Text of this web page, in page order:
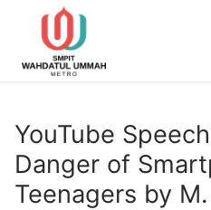
Lompat
YouTube
Danger of
Teenagers by